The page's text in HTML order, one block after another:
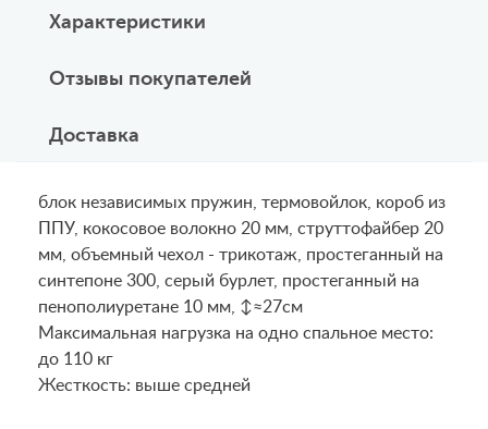
Характеристики
Отзывы покупателей
Доставка
блок независимых пружин, термовойлок, короб из
ППУ, кокосовое волокно 20 мм, струттофайбер 20
мм, объемный чехол - трикотаж, простеганный на
синтепоне 300, серый бурлет, простеганный на
пенополиуретане 10 мм, ↕≈27см
Maксимальная нагрузка на одно спальное место:
до 110 кг
Жесткость: выше средней